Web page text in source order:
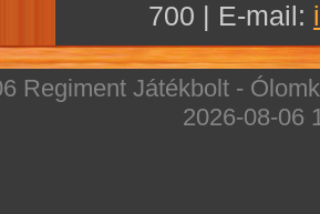
700 | E-mail:
Regiment Játékbolt -
2026-08-06